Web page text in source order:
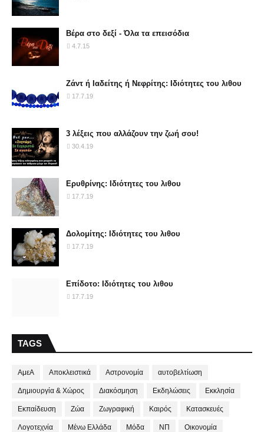
Βέρα στο δεξί - Όλα τα επεισόδια
4.7.15
Ζάντ ή Ιαδείτης ή Νεφρίτης: Ιδιότητες του λιθου
17.7.19
3 λέξεις που αλλάζουν την ζωή σου!
30.4.19
Ερυθρίνης: Ιδιότητες του λιθου
17.7.19
Δολομίτης: Ιδιότητες του λιθου
17.7.19
Επίδοτο: Ιδιότητες του λιθου
17.7.19
TAGS
ΑμεΑ Αποκλειστικά Αστρονομία αυτοβελτίωση
Δημιουργία & Χώρος Διακόσμηση Εκδηλώσεις Εκκλησία
Εκπαίδευση Ζώα Ζωγραφική Καιρός Κατασκευές
Λογοτεχνία Μένω Ελλάδα Μόδα ΝΠ Οικονομία